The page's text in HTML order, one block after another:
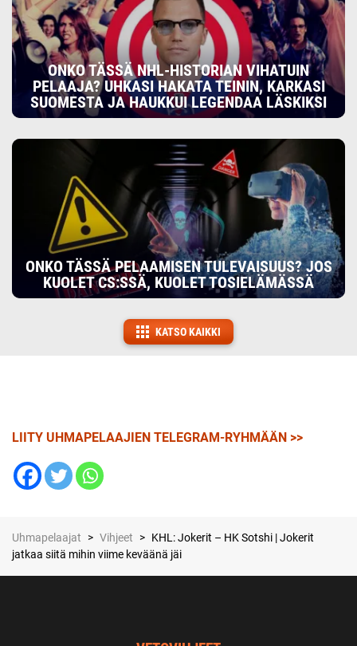
ONKO TÄSSÄ NHL-HISTORIAN VIHATUIN
PELAAJA? UHKASI HAKATA TEININ, KARKASI
SUOMESTA JA HAUKKUI LEGENDAA LÄSKIKSI
ONKO TÄSSÄ PELAAMISEN TULEVAISUUS? JOS
KUOLET CS:SSÄ, KUOLET TOSIELÄMÄSSÄ
KATSO KAIKKI
LIITY UHMAPELAAJIEN TELEGRAM-RYHMÄÄN >>
Uhmapelaajat > Vihjeet > KHL: Jokerit – HK Sotshi | Jokerit
jatkaa siitä mihin viime keväänä jäi